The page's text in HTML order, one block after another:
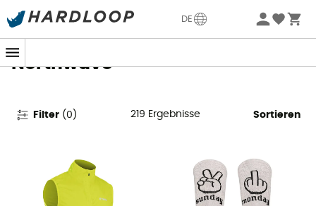
DE
Sommerangebote🔥 -5% EXTRA ab 2 Produkten* Code
Northwave
Filter (0 ) 219 Ergebnisse Sortieren